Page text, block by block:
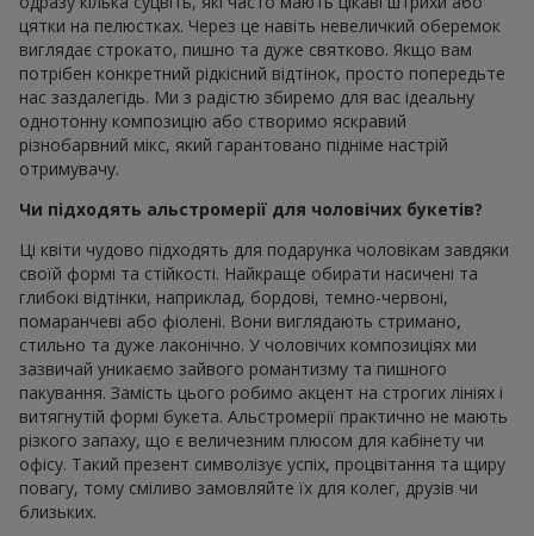
цятки на пелюстках. Через це навіть невеличкий оберемок
виглядає строкато, пишно та дуже святково. Якщо вам
потрібен конкретний рідкісний відтінок, просто попередьте
нас заздалегідь. Ми з радістю збиремо для вас ідеальну
однотонну композицію або створимо яскравий
різнобарвний мікс, який гарантовано підніме настрій
отримувачу.
Чи підходять альстромерії для чоловічих букетів?
Ці квіти чудово підходять для подарунка чоловікам завдяки
своїй формі та стійкості. Найкраще обирати насичені та
глибокі відтінки, наприклад, бордові, темно-червоні,
помаранчеві або фіолені. Вони виглядають стримано,
стильно та дуже лаконічно. У чоловічих композиціях ми
зазвичай уникаємо зайвого романтизму та пишного
пакування. Замість цього робимо акцент на строгих лініях і
витягнутій формі букета. Альстромерії практично не мають
різкого запаху, що є величезним плюсом для кабінету чи
офісу. Такий презент символізує успіх, процвітання та щиру
повагу, тому сміливо замовляйте їх для колег, друзів чи
близьких.